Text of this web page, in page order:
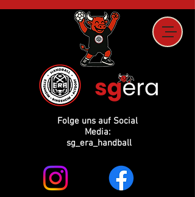
Folge uns auf Social
Media:
sg_era_handball